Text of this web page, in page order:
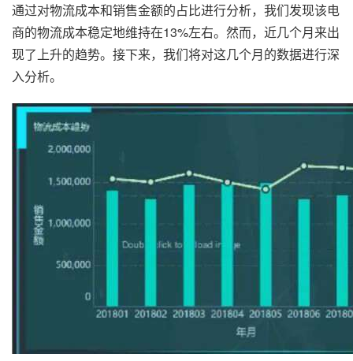
通过对物流成本和销售金额的占比进行分析，我们发现该电
商的物流成本稳定地维持在13%左右。然而，近几个月来出
现了上升的趋势。接下来，我们将对这几个月的数据进行深
入分析。